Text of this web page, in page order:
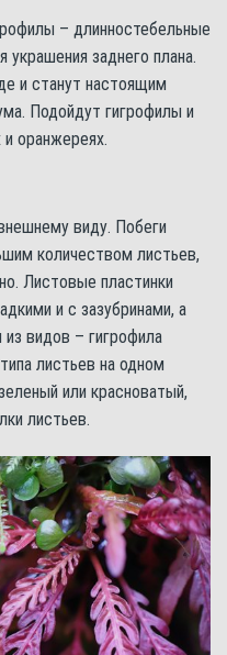
– длинностебельные
заднего плана.
и станут настоящим
Подойдут гигрофилы и
оранжереях.
виду. Побеги
количеством листьев,
Листовые пластинки
и с зазубринами, а
видов – гигрофила
листьев на одном
или красноватый,
листьев.